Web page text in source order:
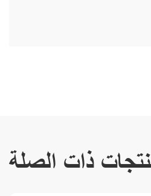
ذات الصلة